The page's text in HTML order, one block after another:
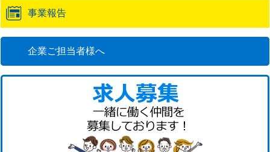
事業報告
企業ご担当者様へ